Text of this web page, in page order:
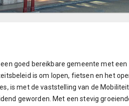
goed bereikbare gemeente met
is om lopen, fietsen en het
is met de vaststelling van de
geworden. Met een stevig